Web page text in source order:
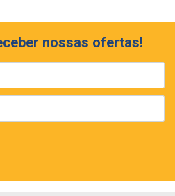
nossas ofertas!